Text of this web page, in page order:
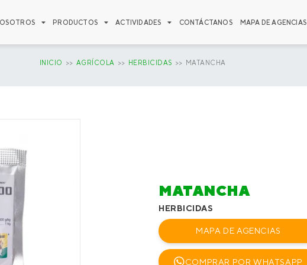
PRODUCTOS ACTIVIDADES CONTÁCTANOS MAPA DE AGENCIAS
INICIO >> AGRÍCOLA >> HERBICIDAS >> MATANCHA
MATANCHA
HERBICIDAS
MAPA DE AGENCIAS
COMPRAR POR WHATSAPP